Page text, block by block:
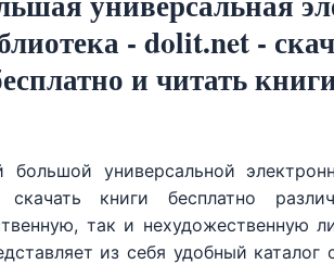
- dolit.net -
и читать
большой универсальной
скачать книги бесплатно
так и нехудожественную
из себя удобный